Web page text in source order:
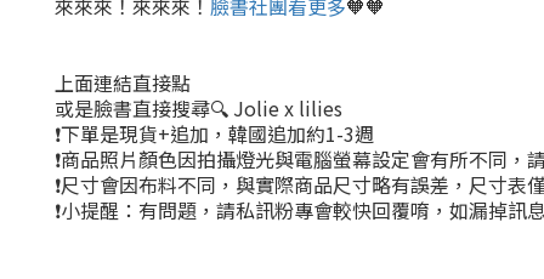
來來來！來來來！ 臉書社團看更多🧡🧡
上面連結直接點
或是臉書直接搜尋🔍 Jolie x lilies
❗下單是現貨+追加，韓國追加約1-3週
❗商品照片顏色因拍攝燈光與電腦螢幕設定會有所不同，
❗尺寸會因布料不同，與實際商品尺寸略有誤差，尺寸表
❗小提醒：有問題，請私訊粉專會較快回覆唷，如漏掉訊